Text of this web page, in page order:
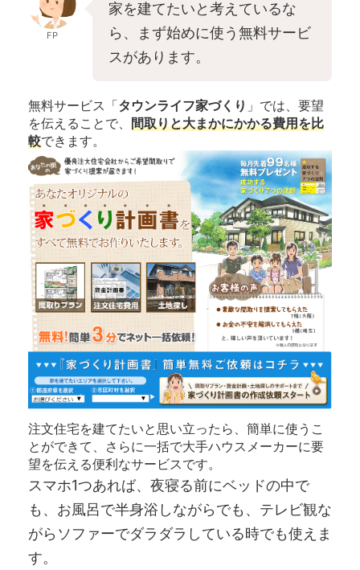
FP
家を建てたいと考えているな
ら、まず始めに使う無料サービ
スがあります。
無料サービス「タウンライフ家づくり 」では、要望
を伝えることで、 間取りと大まかにかかる費用を比
較できます。
注文住宅を建てたいと思い立ったら、簡単に使うこ
とができて、さらに一括で大手ハウスメーカーに要
望を伝える便利なサービスです。
スマホ1つあれば、夜寝る前にベッドの中で
も、お風呂で半身浴しながらでも、テレビ観な
がらソファーでダラダラしている時でも使えま
す。